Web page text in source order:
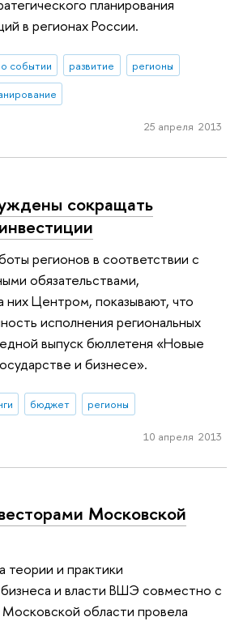
планирования
в регионах России.
событии развитие
регионы
25 апреля 2013
сокращать
регионов в соответствии с
обязательствами,
них Центром, показывают, что
исполнения региональных
выпуск бюллетеня «Новые
и бизнесе».
бюджет регионы
10 апреля 2013
Московской
теории и практики
и власти ВШЭ совместно с
области провела